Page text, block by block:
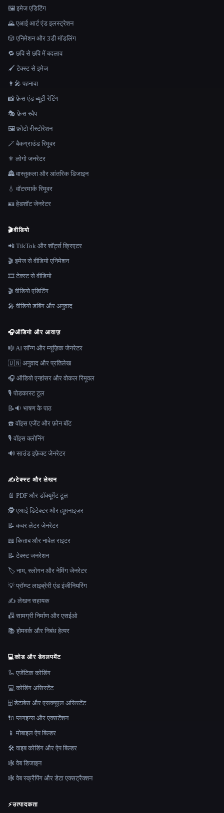
🖼️ इमेज एडिटिंग
🌄 एआई आर्ट एंड इलस्ट्रेशन
🎲 एनिमेशन और 3डी मॉडलिंग
🔁 छवि से छवि में बदलाव
🖌️ टेक्स्ट से इमेज
👩‍🎤 पहनावा
📸 फ़ेस एंड ब्यूटी रेटिंग
🎭 फ़ेस स्वैप
🖼️ फ़ोटो रीस्टोरेशन
🪄 बैकग्राउंड रिमूवर
⚜️ लोगो जनरेटर
🏯 वास्तुकला और आंतरिक डिजाइन
💧 वॉटरमार्क रिमूवर
🪪 हेडशॉट जेनरेटर
🎬वीडियो
📲 TikTok और शॉर्ट्स क्रिएटर
🎬 इमेज से वीडियो एनिमेशन
🎞️ टेक्स्ट से वीडियो
🎬 वीडियो एडिटिंग
🎤 वीडियो डबिंग और अनुवाद
🎧ऑडियो और आवाज़
🎼 AI सॉन्ग और म्यूज़िक जेनरेटर
🇺🇳 अनुवाद और प्रतिलेख
🎧 ऑडियो एन्हांसर और वोकल रिमूवल
🎙️ पोडकास्ट टूल
📝🔉 भाषण के पाठ
☎️ वॉइस एजेंट और फ़ोन बॉट
🎙️ वॉइस क्लोनिंग
🔊 साउंड इफ़ेक्ट जेनरेटर
✍️टेक्स्ट और लेखन
📄 PDF और डॉक्यूमेंट टूल
🕵️ एआई डिटेक्टर और ह्यूमनाइज़र
📝 कवर लेटर जेनरेटर
📖 किताब और नावेल राइटर
📝 टेक्स्ट जनरेशन
🏷️ नाम, स्लोगन और नेमिंग जेनरेटर
💡 प्रॉम्प्ट लाइब्रेरी एंड इंजीनियरिंग
✍️ लेखन सहायक
📠 सामग्री निर्माण और एसईओ
📚 होमवर्क और निबंध हेल्पर
💻कोड और डेवलपमेंट
🦾 एजेंटिक कोडिंग
💻 कोडिंग असिस्टेंट
🗄️ डेटाबेस और एसक्यूएल असिस्टेंट
🔌 प्लगइन्स और एक्सटेंशन
📱 मोबाइल ऐप बिल्डर
🛠️ वाइब कोडिंग और ऐप बिल्डर
🕸 वेब डिजाइन
🕸️ वेब स्क्रैपिंग और डेटा एक्सट्रैक्शन
⚡उत्पादकता